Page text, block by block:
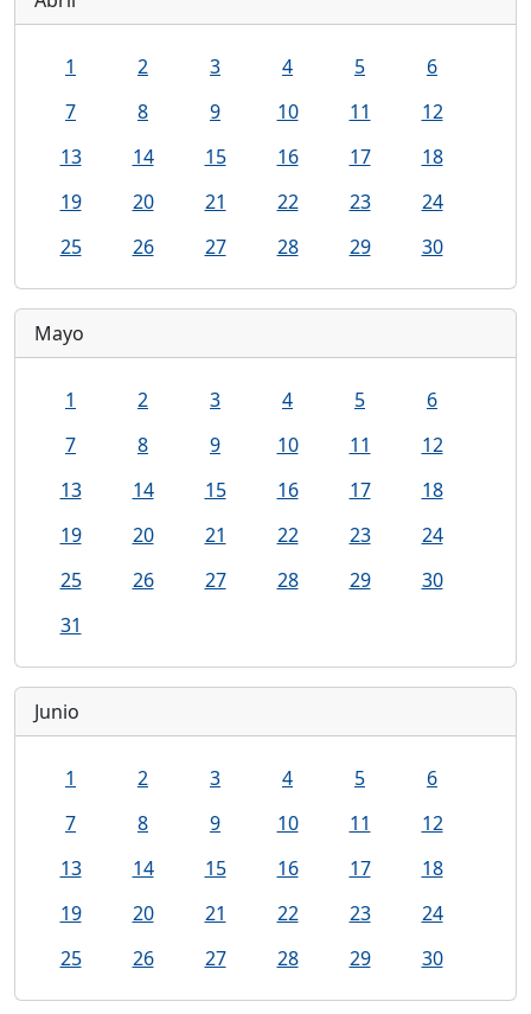
1 2 3 4 5
6
7
8 9 10 11
12
13
14 15 16 17
18
19
20 21 22 23
24
25
26 27 28 29 30
Mayo
1 2 3 4 5
6
7
8 9 10 11
12
13
14 15 16 17
18
19
20 21 22 23
24
25
26 27 28 29
30
31
Junio
1 2 3 4 5
6
7
8 9 10 11
12
13
14 15 16 17
18
19
20 21 22 23
24
25
26 27 28 29 30